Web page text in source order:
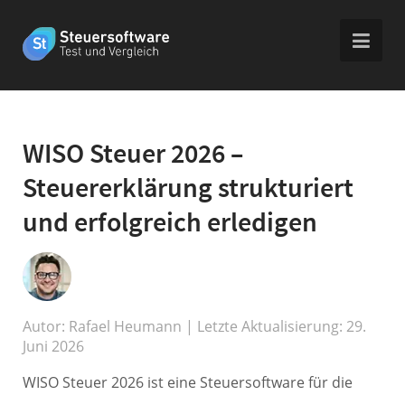
WISO Steuer 2026 –
Steuererklärung strukturiert
und erfolgreich erledigen
Autor: Rafael Heumann | Letzte Aktualisierung: 29.
Juni 2026
WISO Steuer 2026 ist eine Steuersoftware für die